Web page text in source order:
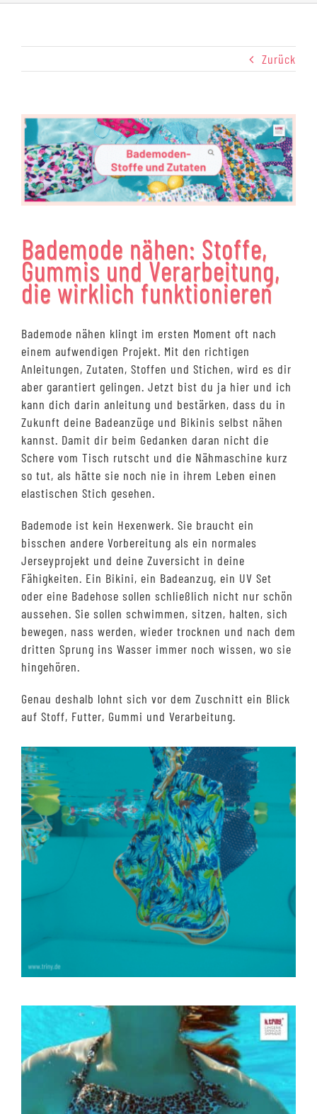
Zurück
Zeige
grösseres
Bild
Bademode nähen: Stoffe,
Gummis und Verarbeitung,
die wirklich funktionieren
Bademode nähen klingt im ersten Moment oft nach
einem aufwendigen Projekt. Mit den richtigen
Anleitungen, Zutaten, Stoffen und Stichen, wird es dir
aber garantiert gelingen. Jetzt bist du ja hier und ich
kann dich darin anleitung und bestärken, dass du in
Zukunft deine Badeanzüge und Bikinis selbst nähen
kannst. Damit dir beim Gedanken daran nicht die
Schere vom Tisch rutscht und die Nähmaschine kurz
so tut, als hätte sie noch nie in ihrem Leben einen
elastischen Stich gesehen.
Bademode ist kein Hexenwerk. Sie braucht ein
bisschen andere Vorbereitung als ein normales
Jerseyprojekt und deine Zuversicht in deine
Fähigkeiten. Ein Bikini, ein Badeanzug, ein UV Set
oder eine Badehose sollen schließlich nicht nur schön
aussehen. Sie sollen schwimmen, sitzen, halten, sich
bewegen, nass werden, wieder trocknen und nach dem
dritten Sprung ins Wasser immer noch wissen, wo sie
hingehören.
Genau deshalb lohnt sich vor dem Zuschnitt ein Blick
auf Stoff, Futter, Gummi und Verarbeitung.